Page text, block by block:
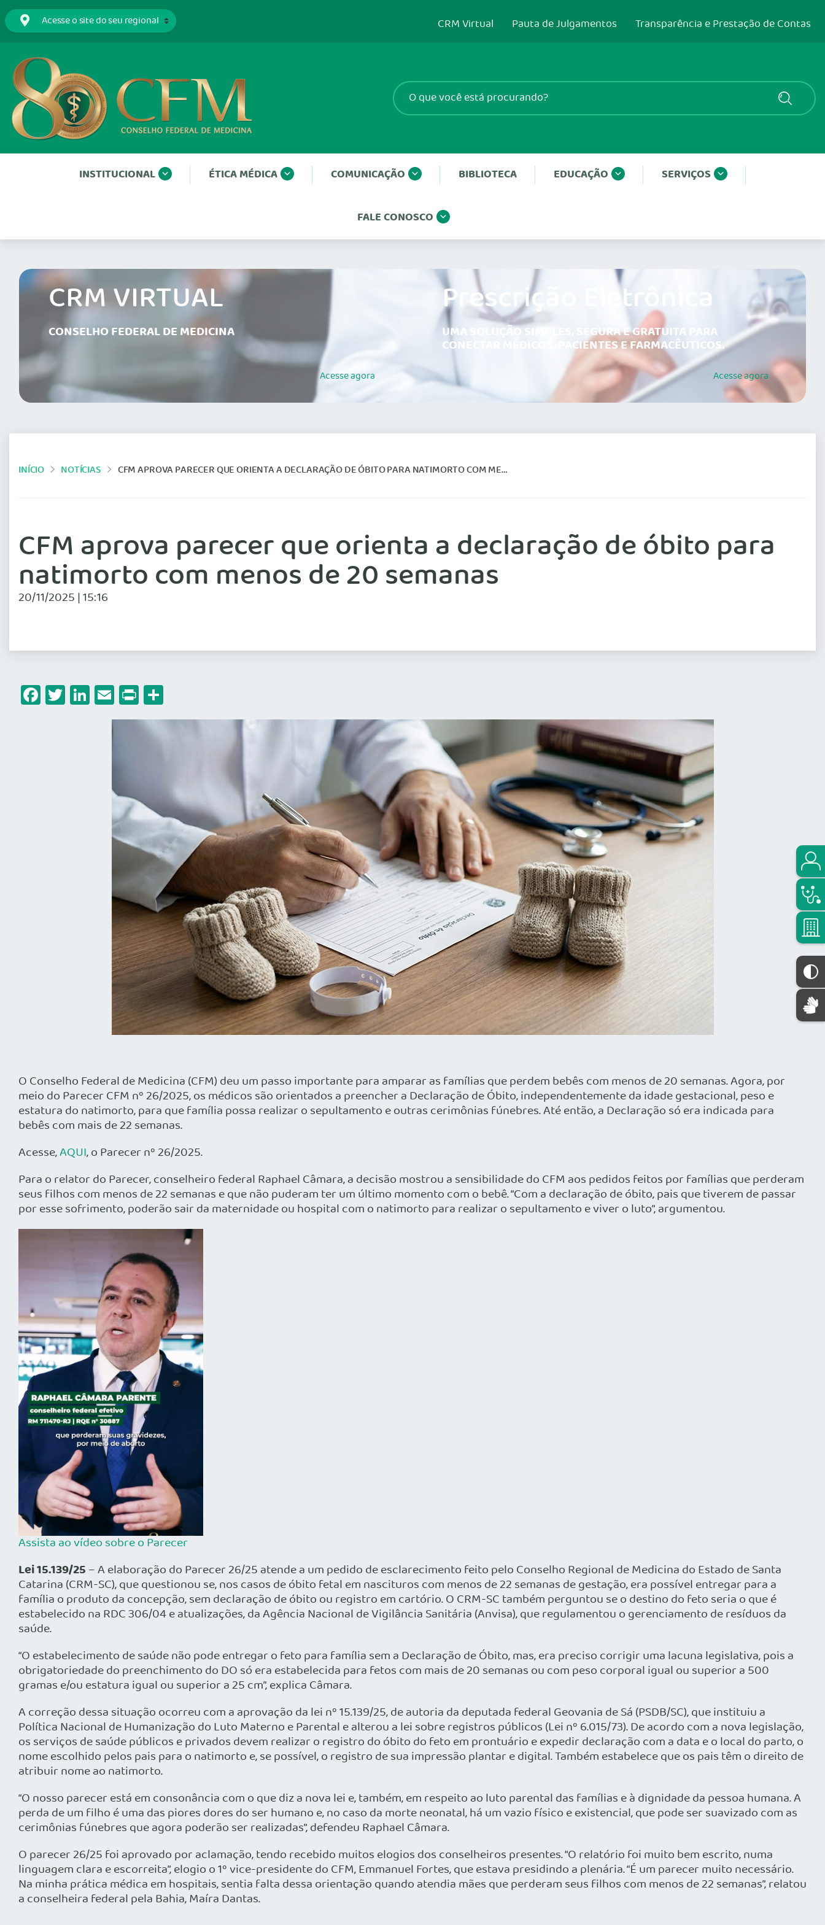
CRM Virtual Pauta de Julgamentos Transparência e Prestação de Contas
INSTITUCIONAL ÉTICA MÉDICA COMUNICAÇÃO BIBLIOTECA EDUCAÇÃO SERVIÇOS
FALE CONOSCO
CRM VIRTUAL
CONSELHO FEDERAL DE MEDICINA
Acesseagora
Prescrição Eletrônica
UMA SOLUÇÃO SIMPLES, SEGURA E GRATUITA PARA
CONECTAR MÉDICOS, PACIENTES E FARMACÊUTICOS.
Acesseagora
INÍCIO NOTÍCIAS CFM APROVA PARECER QUE ORIENTA A DECLARAÇÃO DE ÓBITO PARA NATIMORTO COM MENOS DE 20 SEMANAS
CFM aprova parecer que orienta a declaração de óbito para
natimorto com menos de 20 semanas
20/11/2025 | 15:16
Facebook
Twitter
LinkedIn
Email
Print
O Conselho Federal de Medicina (CFM) deu um passo importante para amparar as famílias que perdem bebês com menos de 20 semanas. Agora, por
meio do Parecer CFM nº 26/2025, os médicos são orientados a preencher a Declaração de Óbito, independentemente da idade gestacional, peso e
estatura do natimorto, para que família possa realizar o sepultamento e outras cerimônias fúnebres. Até então, a Declaração só era indicada para
bebês com mais de 22 semanas.
Acesse,AQUI, o Parecer nº 26/2025.
Para o relator do Parecer, conselheiro federal Raphael Câmara, a decisão mostrou a sensibilidade do CFM aos pedidos feitos por famílias que perderam
seus filhos com menos de 22 semanas e que não puderam ter um último momento com o bebê. “Com a declaração de óbito, pais que tiverem de passar
por esse sofrimento, poderão sair da maternidade ou hospital com o natimorto para realizar o sepultamento e viver o luto”, argumentou.
Assista ao vídeo sobre o Parecer
Lei 15.139/25 – A elaboração do Parecer 26/25 atende a um pedido de esclarecimento feito pelo Conselho Regional de Medicina do Estado de Santa
Catarina (CRM-SC), que questionou se, nos casos de óbito fetal em nascituros com menos de 22 semanas de gestação, era possível entregar para a
família o produto da concepção, sem declaração de óbito ou registro em cartório. O CRM-SC também perguntou se o destino do feto seria o que é
estabelecido na RDC 306/04 e atualizações, da Agência Nacional de Vigilância Sanitária (Anvisa), que regulamentou o gerenciamento de resíduos da
saúde.
“O estabelecimento de saúde não pode entregar o feto para família sem a Declaração de Óbito, mas, era preciso corrigir uma lacuna legislativa, pois a
obrigatoriedade do preenchimento do DO só era estabelecida para fetos com mais de 20 semanas ou com peso corporal igual ou superior a 500
gramas e/ou estatura igual ou superior a 25 cm”, explica Câmara.
A correção dessa situação ocorreu com a aprovação da lei nº 15.139/25, de autoria da deputada federal Geovania de Sá (PSDB/SC), que instituiu a
Política Nacional de Humanização do Luto Materno e Parental e alterou a lei sobre registros públicos (Lei nº 6.015/73). De acordo com a nova legislação,
os serviços de saúde públicos e privados devem realizar o registro do óbito do feto em prontuário e expedir declaração com a data e o local do parto, o
nome escolhido pelos pais para o natimorto e, se possível, o registro de sua impressão plantar e digital. Também estabelece que os pais têm o direito de
atribuir nome ao natimorto.
“O nosso parecer está em consonância com o que diz a nova lei e, também, em respeito ao luto parental das famílias e à dignidade da pessoa humana. A
perda de um filho é uma das piores dores do ser humano e, no caso da morte neonatal, há um vazio físico e existencial, que pode ser suavizado com as
cerimônias fúnebres que agora poderão ser realizadas”, defendeu Raphael Câmara.
O parecer 26/25 foi aprovado por aclamação, tendo recebido muitos elogios dos conselheiros presentes. “O relatório foi muito bem escrito, numa
linguagem clara e escorreita”, elogio o 1º vice-presidente do CFM, Emmanuel Fortes, que estava presidindo a plenária. “É um parecer muito necessário.
Na minha prática médica em hospitais, sentia falta dessa orientação quando atendia mães que perderam seus filhos com menos de 22 semanas”, relatou
a conselheira federal pela Bahia, Maíra Dantas.